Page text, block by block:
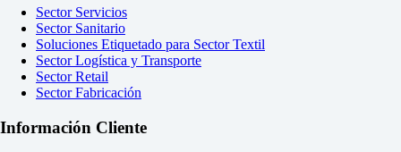
Sector Servicios
Sector Sanitario
Soluciones Etiquetado para Sector Textil
Sector Logística y Transporte
Sector Retail
Sector Fabricación
Información Cliente